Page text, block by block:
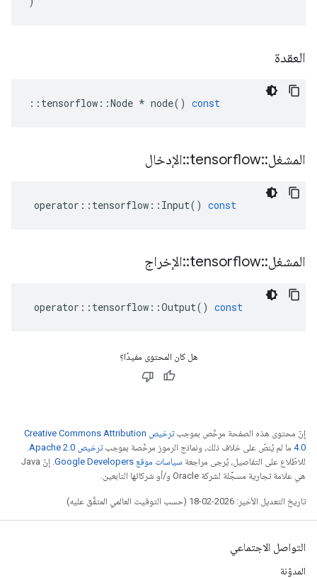
العقدة
:: tensorflow ::Node * node() const
المشغل::
tensorflow
::الإدخال
operator :: tensorflow :: Input() const
المشغل::
tensorflow
::الإخراج
operator :: tensorflow ::Output() const
هل كان المحتوى مفيدًا؟
إنّ محتوى هذه الصفحة مرخّص بموجب
ترخيص Creative Commons Attribution
4.0‏ ما لم يُنصّ على خلاف ذلك، ونماذج الرموز مرخّصة بموجبترخيص Apache 2.0‏
.
للاطّلاع على التفاصيل، يُرجى مراجعة سياسات موقع Google Developers‏
. إنّ Java
هي علامة تجارية مسجَّلة لشركة Oracle و/أو شركائها التابعين.
تاريخ التعديل الأخير: 2026-02-18 (حسب التوقيت العالمي المتفَّق عليه)
التواصل الاجتماعي
المدوّنة